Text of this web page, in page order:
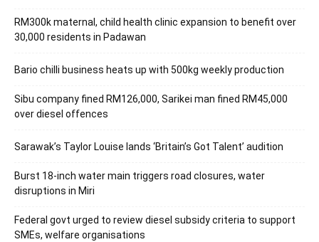
RM300k maternal, child health clinic expansion to benefit over
30,000 residents in Padawan
Bario chilli business heats up with 500kg weekly production
Sibu company fined RM126,000, Sarikei man fined RM45,000
over diesel offences
Sarawak’s Taylor Louise lands ‘Britain’s Got Talent’ audition
Burst 18-inch water main triggers road closures, water
disruptions in Miri
Federal govt urged to review diesel subsidy criteria to support
SMEs, welfare organisations